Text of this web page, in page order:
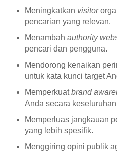
Meningkatkan visitor
pencarian yang relevan.
Menambah authority
pencari dan pengguna.
Mendorong kenaikan
untuk kata kunci target
Memperkuatbrand
Anda secara
Memperluas jangkauan
yang lebih spesifik.
Menggiring opini publik